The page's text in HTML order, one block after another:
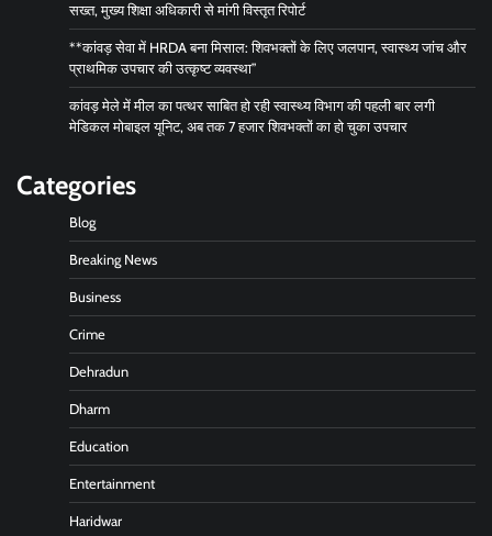
सख्त, मुख्य शिक्षा अधिकारी से मांगी विस्तृत रिपोर्ट
**कांवड़ सेवा में HRDA बना मिसाल: शिवभक्तों के लिए जलपान, स्वास्थ्य जांच और
प्राथमिक उपचार की उत्कृष्ट व्यवस्था”
कांवड़ मेले में मील का पत्थर साबित हो रही स्वास्थ्य विभाग की पहली बार लगी
मेडिकल मोबाइल यूनिट, अब तक 7 हजार शिवभक्तों का हो चुका उपचार
Categories
Blog
Breaking News
Business
Crime
Dehradun
Dharm
Education
Entertainment
Haridwar